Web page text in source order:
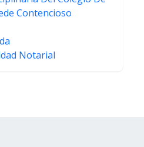
Contencioso
Notarial